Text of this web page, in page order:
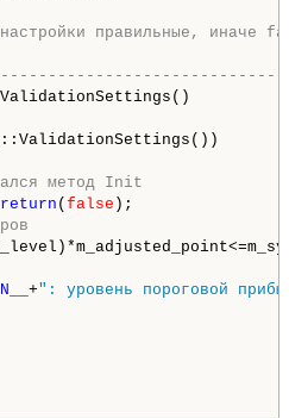
правильные, иначе
метод Init
return ( false
+": уровень пороговой